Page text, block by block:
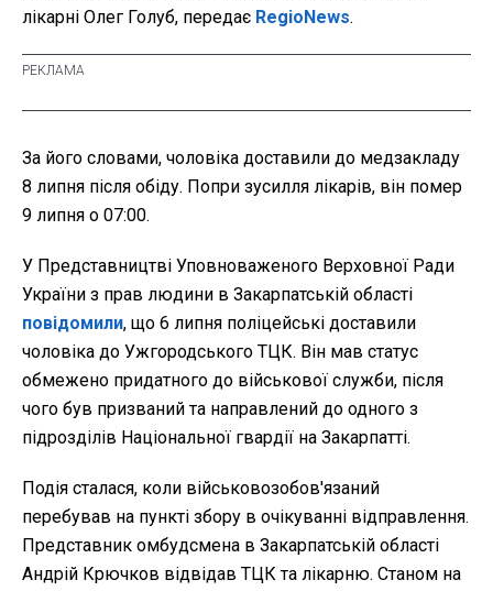
лікарні Олег Голуб, передає RegioNews.
За його словами, чоловіка доставили до медзакладу
8 липня після обіду. Попри зусилля лікарів, він помер
9 липня о 07:00.
У Представництві Уповноваженого Верховної Ради
України з прав людини в Закарпатській області
повідомили, що 6 липня поліцейські доставили
чоловіка до Ужгородського ТЦК. Він мав статус
обмежено придатного до військової служби, після
чого був призваний та направлений до одного з
підрозділів Національної гвардії на Закарпатті.
Подія сталася, коли військовозобов'язаний
перебував на пункті збору в очікуванні відправлення.
Представник омбудсмена в Закарпатській області
Андрій Крючков відвідав ТЦК та лікарню. Станом на